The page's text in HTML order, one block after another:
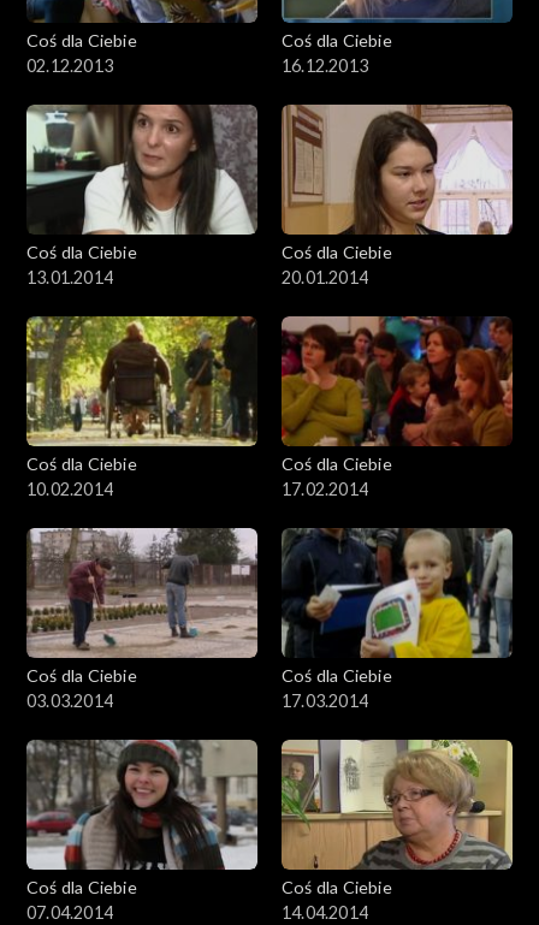
Coś dla Ciebie
02.12.2013
Coś dla Ciebie
16.12.2013
Coś dla Ciebie
13.01.2014
Coś dla Ciebie
20.01.2014
Coś dla Ciebie
10.02.2014
Coś dla Ciebie
17.02.2014
Coś dla Ciebie
03.03.2014
Coś dla Ciebie
17.03.2014
Coś dla Ciebie
07.04.2014
Coś dla Ciebie
14.04.2014